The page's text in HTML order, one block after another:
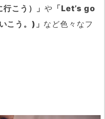
こう）」や 「Let’s go
う。)」 など色々なフ